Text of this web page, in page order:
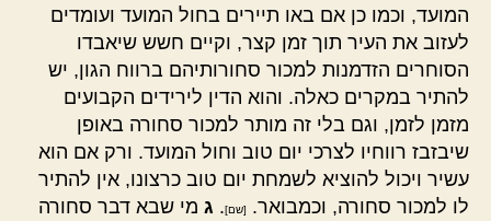
המועד, וכמו כן אם באו תיירים בחול המועד ועומדים
לעזוב את העיר תוך זמן קצר, וקיים חשש שיאבדו
הסוחרים הזדמנות למכור סחורותיהם ברווח הגון, יש
להתיר במקרים כאלה. והוא הדין לירידים הקבועים
מזמן לזמן, וגם בלי זה מותר למכור סחורה באופן
שיבזבז רווחיו לצרכי יום טוב וחול המועד. ורק אם הוא
עשיר ויכול להוציא לשמחת יום טוב כרצונו, אין להתיר
לו למכור סחורה, וכמבואר.
[שם]. ג מי שבא דבר סחורה